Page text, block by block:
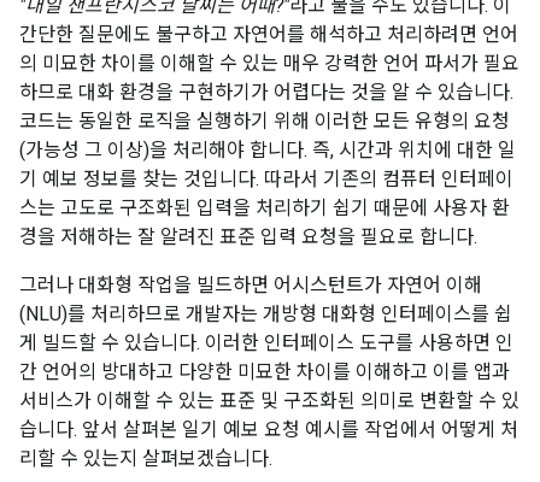
"내일 샌프란시스코 날씨는 어때?"라고 물을 수도 있습니다. 이
간단한 질문에도 불구하고 자연어를 해석하고 처리하려면 언어
의 미묘한 차이를 이해할 수 있는 매우 강력한 언어 파서가 필요
하므로 대화 환경을 구현하기가 어렵다는 것을 알 수 있습니다.
코드는 동일한 로직을 실행하기 위해 이러한 모든 유형의 요청
(가능성 그 이상)을 처리해야 합니다. 즉, 시간과 위치에 대한 일
기 예보 정보를 찾는 것입니다. 따라서 기존의 컴퓨터 인터페이
스는 고도로 구조화된 입력을 처리하기 쉽기 때문에 사용자 환
경을 저해하는 잘 알려진 표준 입력 요청을 필요로 합니다.
그러나 대화형 작업을 빌드하면 어시스턴트가 자연어 이해
(NLU)를 처리하므로 개발자는 개방형 대화형 인터페이스를 쉽
게 빌드할 수 있습니다. 이러한 인터페이스 도구를 사용하면 인
간 언어의 방대하고 다양한 미묘한 차이를 이해하고 이를 앱과
서비스가 이해할 수 있는 표준 및 구조화된 의미로 변환할 수 있
습니다. 앞서 살펴본 일기 예보 요청 예시를 작업에서 어떻게 처
리할 수 있는지 살펴보겠습니다.